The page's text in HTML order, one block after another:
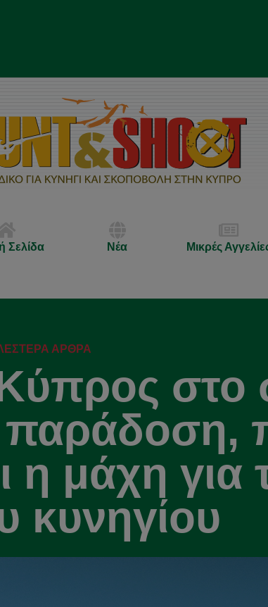
Σελίδα Νέα Μικρές
ΆΡΘΡΑ
στο
η μάχη για
κυνηγίου